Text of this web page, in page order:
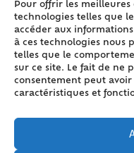
Pour offrir les meilleures
technologies telles que
accéder aux
à ces technologies nous
telles que le
sur ce site. Le fait de ne
consentement peut
caractéristiques et